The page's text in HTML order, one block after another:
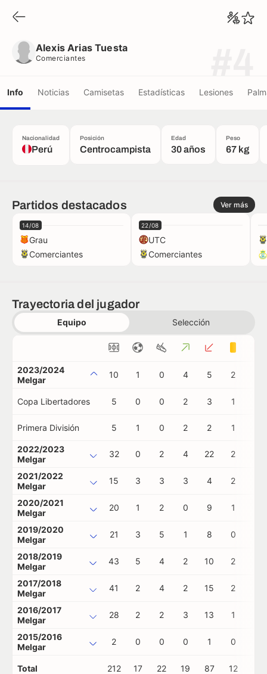
Alexis Arias Tuesta
Comerciantes
Info Noticias Camisetas Estadísticas Lesiones
Nacionalidad
Perú
Posición
Centrocampista
Edad
30 años
Peso
67 kg
Partidos destacados Ver más
14/08
Grau
Comerciantes
22/08
UTC
Comerciantes
Trayectoria del jugador
Equipo Selección
2023/2024
Melgar
10 1 0 4 5 2
Copa Libertadores 5 0 0 2 3 1
Primera División 5 1 0 2 2 1
2022/2023
Melgar
32 0 2 4 22 2
2021/2022
Melgar
15 3 3 3 4 2
2020/2021
Melgar
20 1 2 0 9 1
2019/2020
Melgar
21 3 5 1 8 0
2018/2019
Melgar
43 5 4 2 10 2
2017/2018
Melgar
41 2 4 2 15 2
2016/2017
Melgar
28 2 2 3 13 1
2015/2016
Melgar
2 0 0 0 1 0
Total 212 17 22 19 87 12